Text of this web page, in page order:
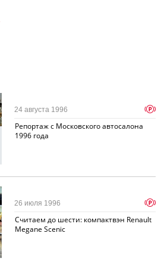
Репортаж с Московского автосалона
1996 года
24 августа 1996 p
Считаем до шести: компактвэн Renault
Megane Scenic
26 июля 1996 p